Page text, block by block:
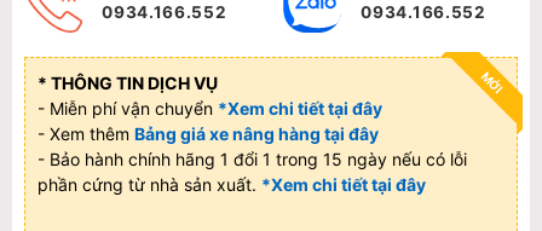
0934.166.552 0934.166.552
MỚI
* THÔNG TIN DỊCH VỤ
- Miễn phí vận chuyển *Xem chi tiết tại đây
- Xem thêm Bảng giá xe nâng hàng tại đây
- Bảo hành chính hãng 1 đổi 1 trong 15 ngày nếu có lỗi
phần cứng từ nhà sản xuất. *Xem chi tiết tại đây